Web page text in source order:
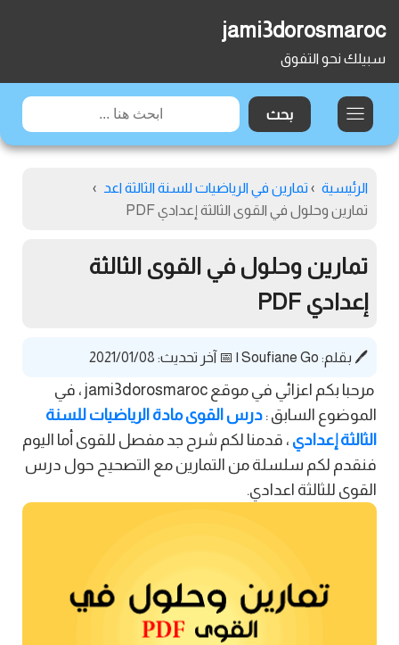
jami3dorosmaroc
سبيلك نحو التفوق
الرئيسية › تمارين في الرياضيات للسنة الثالثة اعد ›
تمارين وحلول في القوى الثالثة إعدادي PDF
تمارين وحلول في القوى الثالثة
إعدادي PDF
🖊️ بقلم: Soufiane Go
| 📅 آخر تحديث: 2021/01/08
مرحبا بكم اعزائي في موقع jami3dorosmaroc ، في
الموضوع السابق : درس القوى مادة الرياضيات للسنة
الثالثة إعدادي ، قدمنا لكم شرح جد مفصل للقوى أما اليوم
فنقدم لكم سلسلة من التمارين مع التصحيح حول درس
القوى للثالثة اعدادي.